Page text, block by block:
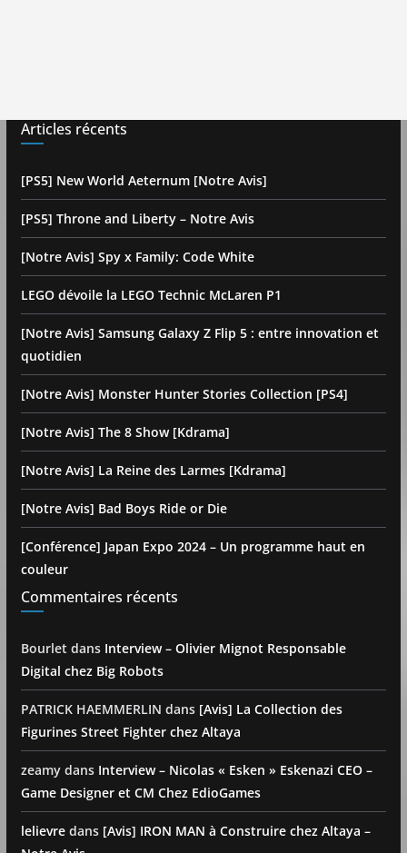
Articles récents
[PS5] New World Aeternum [Notre Avis]
[PS5] Throne and Liberty – Notre Avis
[Notre Avis] Spy x Family: Code White
LEGO dévoile la LEGO Technic McLaren P1
[Notre Avis] Samsung Galaxy Z Flip 5 : entre innovation et
quotidien
[Notre Avis] Monster Hunter Stories Collection [PS4]
[Notre Avis] The 8 Show [Kdrama]
[Notre Avis] La Reine des Larmes [Kdrama]
[Notre Avis] Bad Boys Ride or Die
[Conférence] Japan Expo 2024 – Un programme haut en
couleur
Commentaires récents
Bourlet dans Interview – Olivier Mignot Responsable
Digital chez Big Robots
PATRICK HAEMMERLIN dans [Avis] La Collection des
Figurines Street Fighter chez Altaya
zeamydans Interview – Nicolas « Esken » Eskenazi CEO –
Game Designer et CM Chez EdioGames
lelievredans [Avis] IRON MAN à Construire chez Altaya –